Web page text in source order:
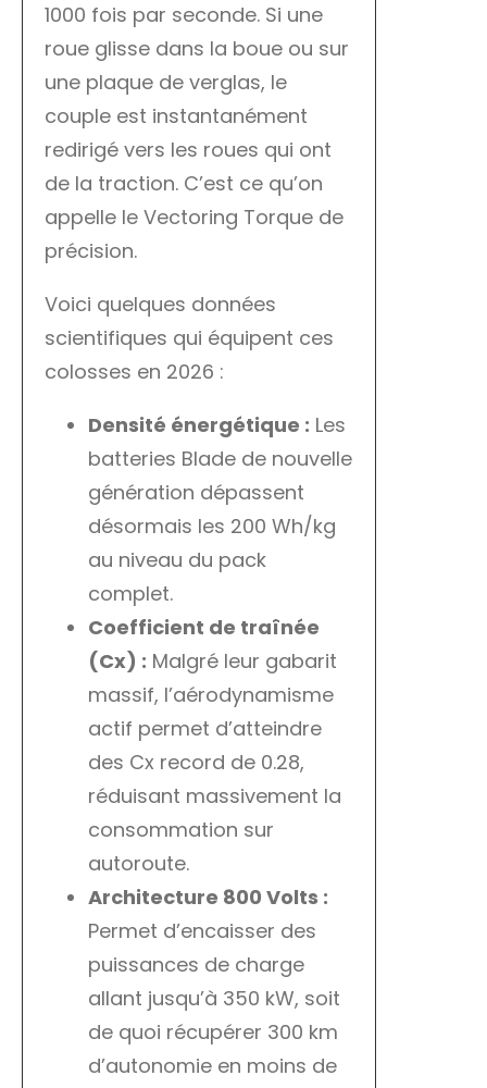
1000 fois par seconde. Si une
roue glisse dans la boue ou sur
une plaque de verglas, le
couple est instantanément
redirigé vers les roues qui ont
de la traction. C’est ce qu’on
appelle le Vectoring Torque de
précision.
Voici quelques données
scientifiques qui équipent ces
colosses en 2026 :
Densité énergétique : Les
batteries Blade de nouvelle
génération dépassent
désormais les 200 Wh/kg
au niveau du pack
complet.
Coefficient de traînée
(Cx) : Malgré leur gabarit
massif, l’aérodynamisme
actif permet d’atteindre
des Cx record de 0.28,
réduisant massivement la
consommation sur
autoroute.
Architecture 800 Volts :
Permet d’encaisser des
puissances de charge
allant jusqu’à 350 kW, soit
de quoi récupérer 300 km
d’autonomie en moins de